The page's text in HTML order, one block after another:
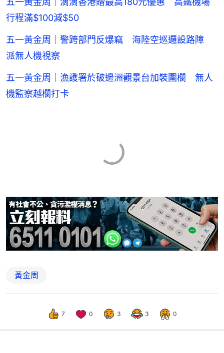
行程滿$100減$50
五一黃金周｜警跨部門反爆竊 海陸空巡邏設路障
派無人機視察
五一黃金周｜漁護署於破邊洲觀景台加裝圍欄 無人
機監察越欄打卡
黃金周
7 0 3 3 0